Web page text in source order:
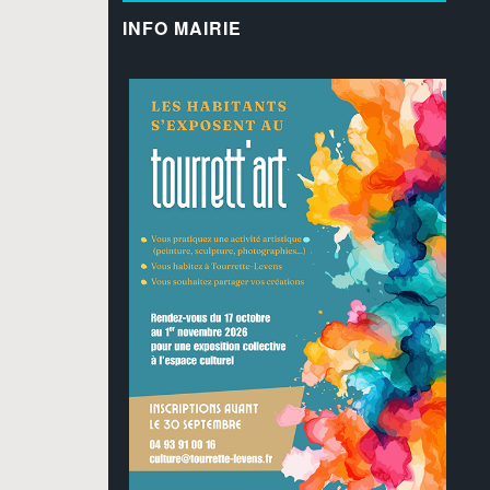
INFO MAIRIE